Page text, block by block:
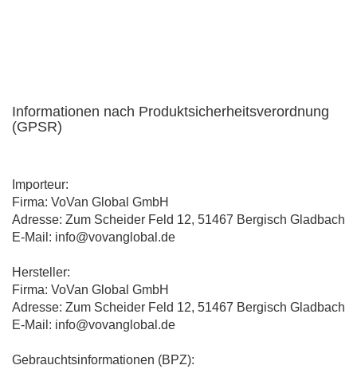
Informationen nach Produktsicherheitsverordnung
(GPSR)
Importeur:
Firma: VoVan Global GmbH
Adresse: Zum Scheider Feld 12, 51467 Bergisch Gladbach
E-Mail: info@vovanglobal.de
Hersteller:
Firma: VoVan Global GmbH
Adresse: Zum Scheider Feld 12, 51467 Bergisch Gladbach
E-Mail: info@vovanglobal.de
Gebrauchtsinformationen (BPZ):